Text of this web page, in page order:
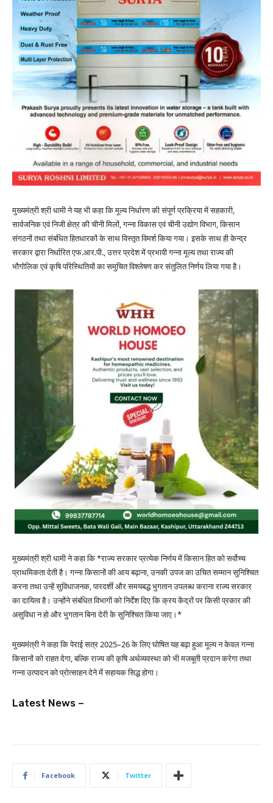
मुख्यमंत्री श्री धामी ने यह भी कहा कि मूल्य निर्धारण की संपूर्ण प्रक्रिया में सहकारी,
सार्वजनिक एवं निजी क्षेत्र की चीनी मिलों, गन्ना विकास एवं चीनी उद्योग विभाग, किसान
संगठनों तथा संबंधित हितधारकों के साथ विस्तृत विमर्श किया गया। इसके साथ ही केन्द्र
सरकार द्वारा निर्धारित एफ.आर.पी., उत्तर प्रदेश में प्रभावी गन्ना मूल्य तथा राज्य की
भौगोलिक एवं कृषि परिस्थितियों का समुचित विश्लेषण कर संतुलित निर्णय लिया गया है।
मुख्यमंत्री श्री धामी ने कहा कि *राज्य सरकार प्रत्येक निर्णय में किसान हित को सर्वोच्च
प्राथमिकता देती है। गन्ना किसानों की आय बढ़ाना, उनकी उपज का उचित सम्मान सुनिश्चित
करना तथा उन्हें सुविधाजनक, पारदर्शी और समयबद्ध भुगतान उपलब्ध कराना राज्य सरकार
का दायित्व है। उन्होंने संबंधित विभागों को निर्देश दिए कि क्रय केंद्रों पर किसी प्रकार की
असुविधा न हो और भुगतान बिना देरी के सुनिश्चित किया जाए।*
मुख्यमंत्री ने कहा कि पेराई सत्र 2025–26 के लिए घोषित यह बढ़ा हुआ मूल्य न केवल गन्ना
किसानों को राहत देगा, बल्कि राज्य की कृषि अर्थव्यवस्था को भी मजबूती प्रदान करेगा तथा
गन्ना उत्पादन को प्रोत्साहन देने में सहायक सिद्ध होगा।
Latest News –
Facebook Twitter